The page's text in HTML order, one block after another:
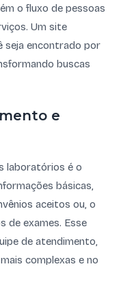
o fluxo de pessoas
Um site
seja encontrado por
buscas
e
laboratórios é o
básicas,
aceitos ou, o
de exames. Esse
de atendimento,
complexas e no